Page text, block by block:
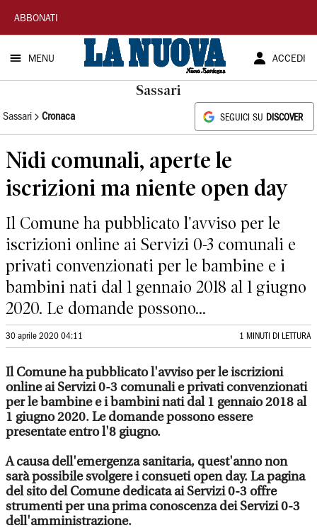
La
Nuova
Sardegna
ABBONATI
MENU ACCEDI
Sassari
Sassari Cronaca SEGUICI SU DISCOVER
Nidi comunali, aperte le
iscrizioni ma niente open day
Il Comune ha pubblicato l'avviso per le
iscrizioni online ai Servizi 0-3 comunali e
privati convenzionati per le bambine e i
bambini nati dal 1 gennaio 2018 al 1 giugno
2020. Le domande possono...
30 aprile 2020 04:11 1 MINUTI DI LETTURA
Il Comune ha pubblicato l'avviso per le iscrizioni
online ai Servizi 0-3 comunali e privati convenzionati
per le bambine e i bambini nati dal 1 gennaio 2018 al
1 giugno 2020. Le domande possono essere
presentate entro l'8 giugno.
A causa dell'emergenza sanitaria, quest'anno non
sarà possibile svolgere i consueti open day. La pagina
del sito del Comune dedicata ai Servizi 0-3 offre
strumenti per una prima conoscenza dei Servizi 0-3
dell'amministrazione.